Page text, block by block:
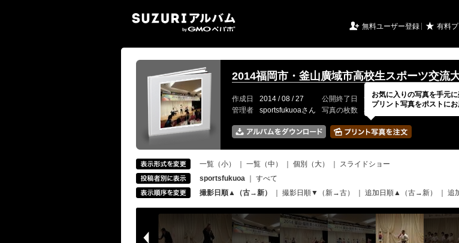
 無料ユーザー登録 ★ 有料
2014福岡市・釜山廣域市高校生スポーツ交流
作成日 2014 / 08 / 27 公開終了日 無期限 イベントの期間
管理者
sportsfukuoaさん 写真の枚数 37 / 2000枚
一覧（小） 一覧（中） 個別（大）
スライドショー
sportsfukuoa
すべて
撮影日順▲（古→新）
撮影日順▼（新→古） 追加日順▲（古→新） 追
お気に入りの写真を手元
プリント写真をポストに